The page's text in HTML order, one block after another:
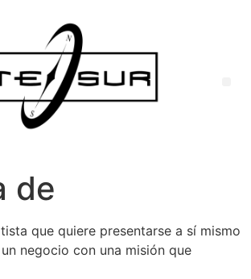
de
que quiere presentarse a sí mismo
negocio con una misión que